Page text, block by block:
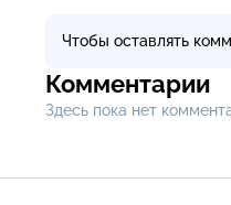
Чтобы оставлять
Комментарии
Здесь пока нет